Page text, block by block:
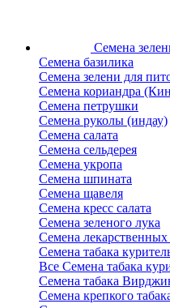
Семена
Семена базилика
Семена зелени для
Семена кориандра
Семена петрушки
Семена руколы (индау)
Семена салата
Семена сельдерея
Семена укропа
Семена шпината
Семена щавеля
Семена кресс салата
Семена зеленого лука
Семена
Семена табака
Все Семена табака
Семена табака
Семена крепкого